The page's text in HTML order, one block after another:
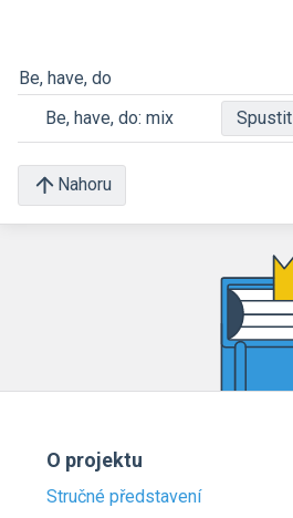
Be, have, do
Be, have, do: mix
Spustit
Nahoru
O projektu
Stručné představení